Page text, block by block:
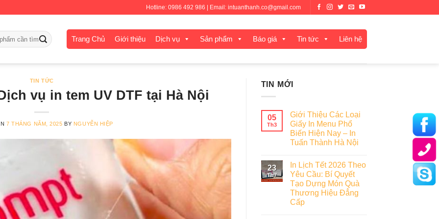
Hotline: 0986 492 986 | Email: intuanthanh.co@gmail.com
Trang Chủ Giới thiệu Dịch vụ Sản phẩm Báo giá Tin tức Liên hệ
TIN TỨC
vụ in tem UV DTF tại Hà Nội
7 THÁNG NĂM, 2025 BY NGUYỄN HIỆP
TIN MỚI
05
Th3
Giới Thiệu Các Loại
Giấy In Menu Phổ
Biến Hiện Nay – In
Tuấn Thành Hà Nội
23
Th7
In Lịch Tết 2026 Theo
Yêu Cầu: Bí Quyết
Tạo Dựng Món Quà
Thương Hiệu Đẳng
Cấp